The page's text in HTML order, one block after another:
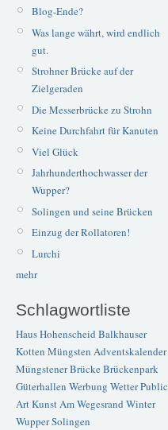
Blog-Ende?
Was lange währt, wird endlich
gut.
Strohner Brücke auf der
Zielgeraden
Die Messerbrücke zu Strohn
Keine Durchfahrt für Kanuten
Viel Glück
Jahrhunderthochwasser der
Wupper?
Solingen und seine Brücken
Einzug der Rollatoren!
Lurchi
mehr
Schlagwortliste
Haus Hohenscheid Balkhauser
Kotten Müngsten Adventskalender
Müngstener BrückeBrückenpark
Güterhallen Werbung WetterPublic
ArtKunstAm Wegesrand Winter
WupperSolingen